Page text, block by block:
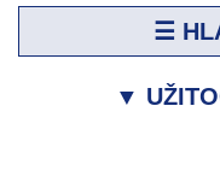
☰
▼